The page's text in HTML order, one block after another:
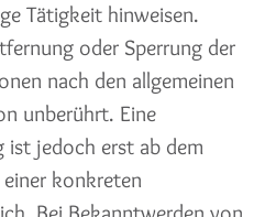
Tätigkeit hinweisen.
oder Sperrung der
nach den allgemeinen
unberührt. Eine
ist jedoch erst ab dem
konkreten